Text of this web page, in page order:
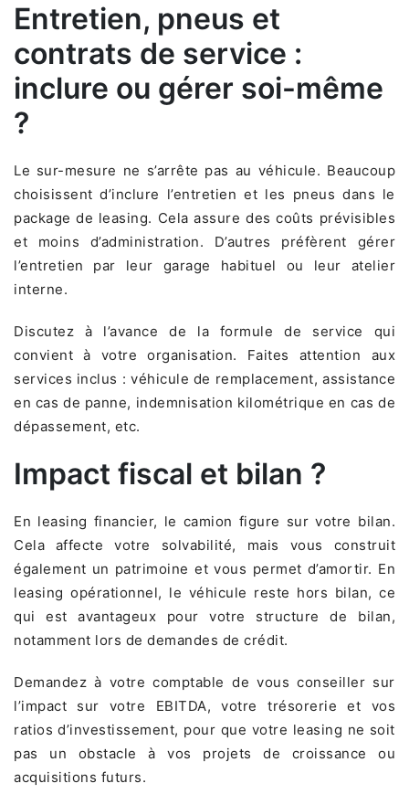
Entretien, pneus et
contrats de service :
inclure ou gérer soi-même
?
Le sur-mesure ne s’arrête pas au véhicule. Beaucoup
choisissent d’inclure l’entretien et les pneus dans le
package de leasing. Cela assure des coûts prévisibles
et moins d’administration. D’autres préfèrent gérer
l’entretien par leur garage habituel ou leur atelier
interne.
Discutez à l’avance de la formule de service qui
convient à votre organisation. Faites attention aux
services inclus : véhicule de remplacement, assistance
en cas de panne, indemnisation kilométrique en cas de
dépassement, etc.
Impact fiscal et bilan ?
En leasing financier, le camion figure sur votre bilan.
Cela affecte votre solvabilité, mais vous construit
également un patrimoine et vous permet d’amortir. En
leasing opérationnel, le véhicule reste hors bilan, ce
qui est avantageux pour votre structure de bilan,
notamment lors de demandes de crédit.
Demandez à votre comptable de vous conseiller sur
l’impact sur votre EBITDA, votre trésorerie et vos
ratios d’investissement, pour que votre leasing ne soit
pas un obstacle à vos projets de croissance ou
acquisitions futurs.